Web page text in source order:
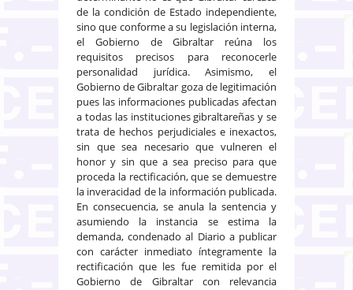
de la condición de Estado independiente,
sino que conforme a su legislación interna,
el Gobierno de Gibraltar reúna los
requisitos precisos para reconocerle
personalidad jurídica. Asimismo, el
Gobierno de Gibraltar goza de legitimación
pues las informaciones publicadas afectan
a todas las instituciones gibraltareñas y se
trata de hechos perjudiciales e inexactos,
sin que sea necesario que vulneren el
honor y sin que a sea preciso para que
proceda la rectificación, que se demuestre
la inveracidad de la información publicada.
En consecuencia, se anula la sentencia y
asumiendo la instancia se estima la
demanda, condenado al Diario a publicar
con carácter inmediato íntegramente la
rectificación que les fue remitida por el
Gobierno de Gibraltar con relevancia